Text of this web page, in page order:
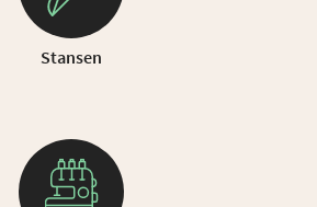
Stansen